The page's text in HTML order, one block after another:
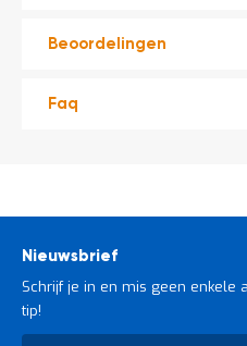
Beoordelingen
Faq
Nieuwsbrief
Schrijf je in en mis geen enkele
tip!